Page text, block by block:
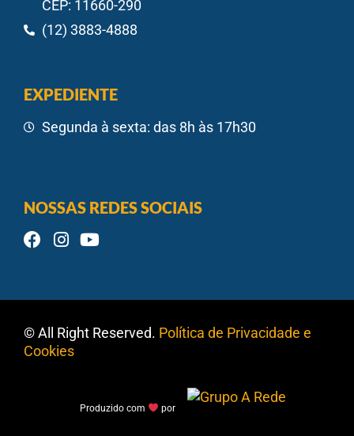
CEP: 11660-290
(12) 3883-4888
EXPEDIENTE
Segunda à sexta: das 8h às 17h30
NOSSAS REDES SOCIAIS
© All Right Reserved. Política de Privacidade e
Cookies
Produzido com por